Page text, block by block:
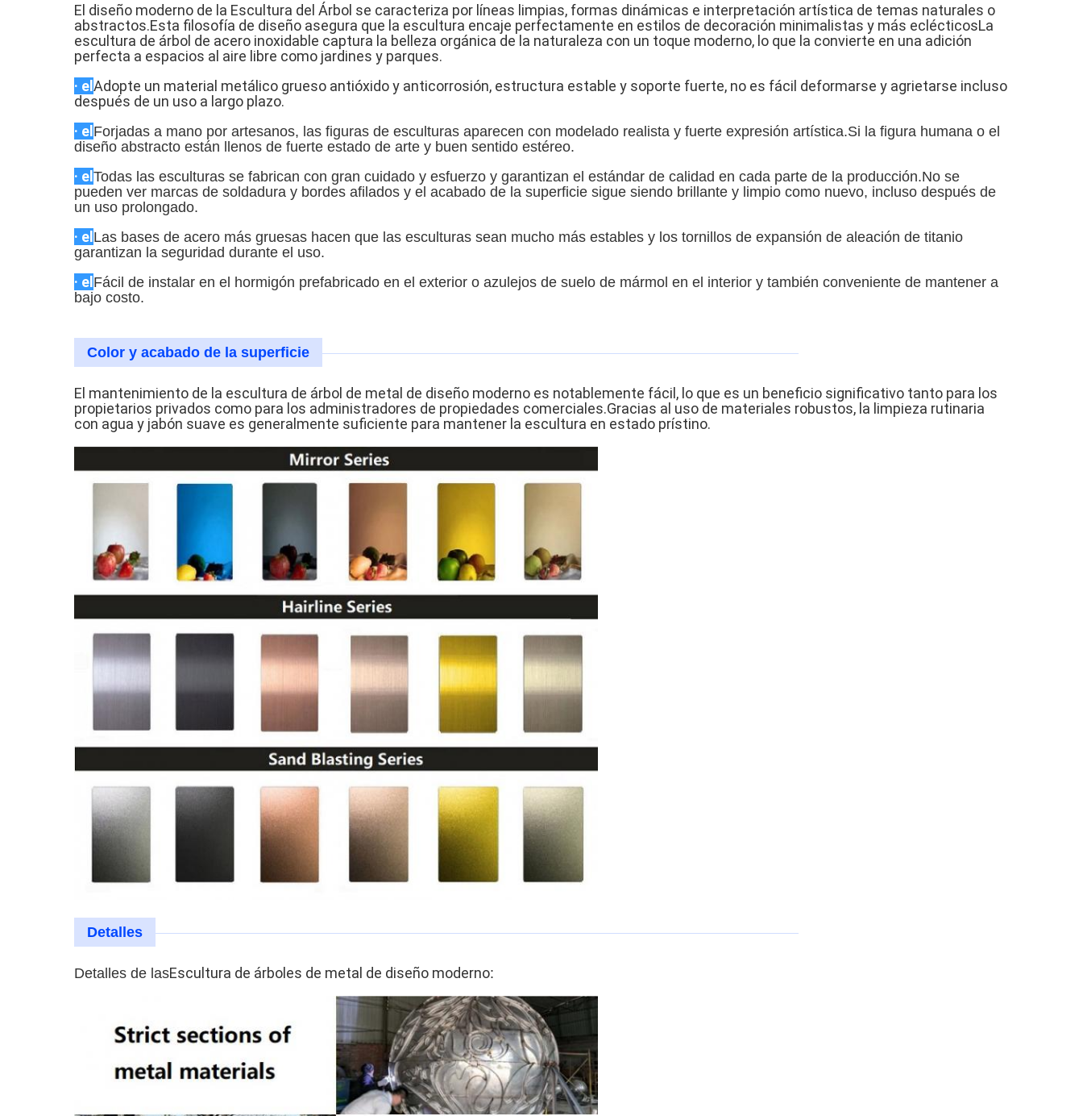
El diseño moderno de la Escultura del Árbol se caracteriza por líneas limpias, formas dinámicas e interpretación artística de temas naturales o
abstractos.Esta filosofía de diseño asegura que la escultura encaje perfectamente en estilos de decoración minimalistas y más eclécticosLa
escultura de árbol de acero inoxidable captura la belleza orgánica de la naturaleza con un toque moderno, lo que la convierte en una adición
perfecta a espacios al aire libre como jardines y parques.
· el Adopte un material metálico grueso antióxido y anticorrosión, estructura estable y soporte fuerte, no es fácil deformarse y agrietarse incluso
después de un uso a largo plazo.
· el Forjadas a mano por artesanos, las figuras de esculturas aparecen con modelado realista y fuerte expresión artística.Si la figura humana o el
diseño abstracto están llenos de fuerte estado de arte y buen sentido estéreo.
· el Todas las esculturas se fabrican con gran cuidado y esfuerzo y garantizan el estándar de calidad en cada parte de la producción.No se
pueden ver marcas de soldadura y bordes afilados y el acabado de la superficie sigue siendo brillante y limpio como nuevo, incluso después de
un uso prolongado.
· el Las bases de acero más gruesas hacen que las esculturas sean mucho más estables y los tornillos de expansión de aleación de titanio
garantizan la seguridad durante el uso.
· el Fácil de instalar en el hormigón prefabricado en el exterior o azulejos de suelo de mármol en el interior y también conveniente de mantener a
bajo costo.
Color y acabado de la superficie
El mantenimiento de la escultura de árbol de metal de diseño moderno es notablemente fácil, lo que es un beneficio significativo tanto para los
propietarios privados como para los administradores de propiedades comerciales.Gracias al uso de materiales robustos, la limpieza rutinaria
con agua y jabón suave es generalmente suficiente para mantener la escultura en estado prístino.
Detalles
Detalles de lasEscultura de árboles de metal de diseño moderno: